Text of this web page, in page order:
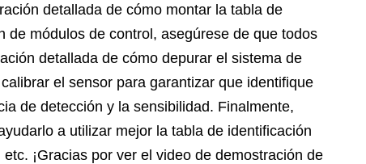
detallada de cómo montar la tabla de
módulos de control, asegúrese de que todos
detallada de cómo depurar el sistema de
el sensor para garantizar que identifique
de detección y la sensibilidad. Finalmente,
a utilizar mejor la tabla de identificación
¡Gracias por ver el video de demostración de